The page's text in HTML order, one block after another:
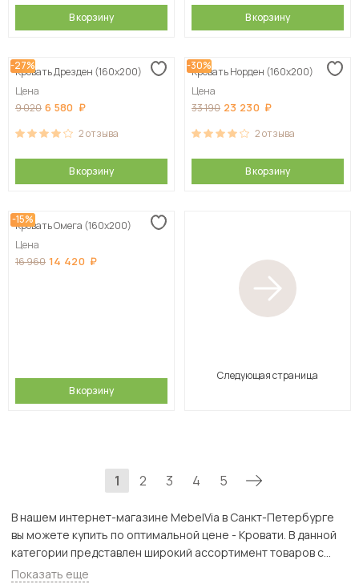
В корзину В корзину
-27%
Кровать Дрезден (160х200)
Цена
9 020 6 580
2отзыва
В корзину
-30%
Кровать Норден (160х200)
Цена
33 190 23 230
2отзыва
В корзину
-15%
Кровать Омега (160х200)
Цена
16 960 14 420
В корзину
Следующая страница
1 2 3 4 5
В нашем интернет-магазине MebelVia в Санкт-Петербурге
вы можете купить по оптимальной цене - Кровати. В данной
категории представлен широкий ассортимент товаров с
доставкой в СПб. Всего товаров в категории «Кровати» - 875
Показать еще